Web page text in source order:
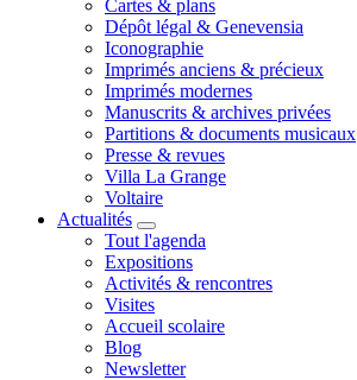
Cartes & plans
Dépôt légal & Genevensia
Iconographie
Imprimés anciens & précieux
Imprimés modernes
Manuscrits & archives privées
Partitions & documents musicaux
Presse & revues
Villa La Grange
Voltaire
Actualités
Tout l'agenda
Expositions
Activités & rencontres
Visites
Accueil scolaire
Blog
Newsletter